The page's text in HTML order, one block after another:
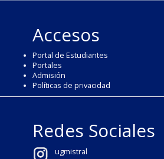
Accesos
Portal de Estudiantes
Portales
Admisión
Políticas de privacidad
Redes Sociales
ugmistral